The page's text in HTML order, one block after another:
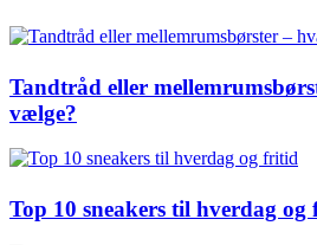
Tandtråd eller
vælge?
Top 10 sneakers til hverdag og